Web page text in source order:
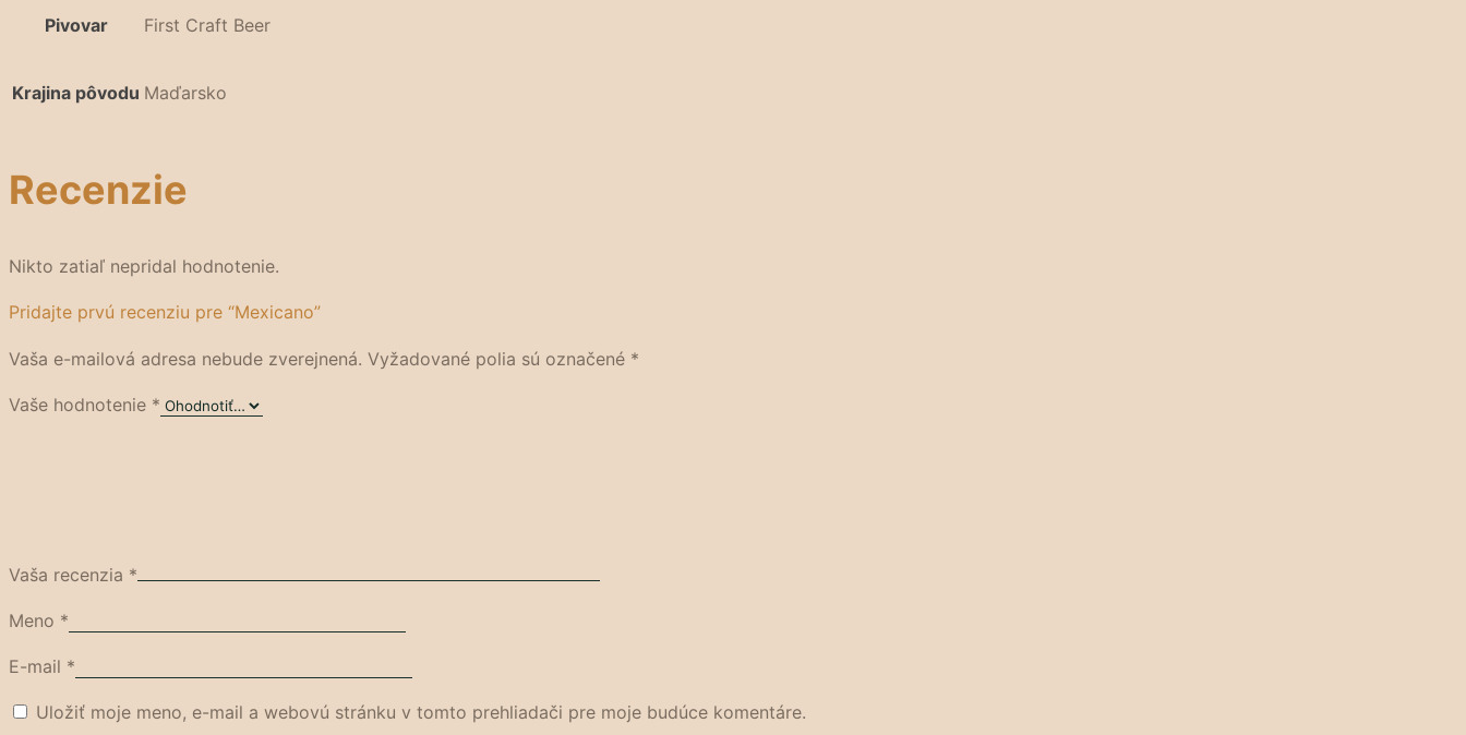
Pivovar First Craft Beer
Krajina pôvodu Maďarsko
Recenzie
Nikto zatiaľ nepridal hodnotenie.
Pridajte prvú recenziu pre “Mexicano”
Vaša e-mailová adresa nebude zverejnená. Vyžadované polia sú označené *
Vaše hodnotenie *
Vaša recenzia *
Meno *
E-mail *
Uložiť moje meno, e-mail a webovú stránku v tomto prehliadači pre moje budúce komentáre.